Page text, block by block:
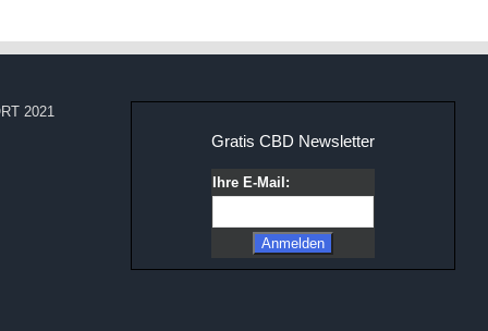
2021
Gratis CBD Newsletter
Ihre E-Mail: